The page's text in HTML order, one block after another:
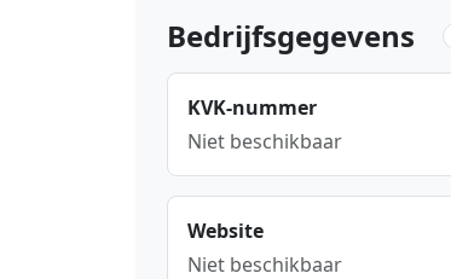
Bedrijfsgegevens
KVK-nummer
Niet beschikbaar
Website
Niet beschikbaar